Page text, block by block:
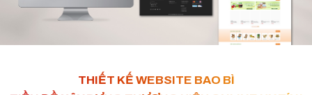
THIẾT KẾ WEBSITE BAO BÌ